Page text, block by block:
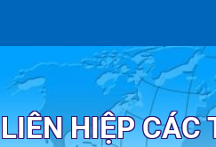
LIÊN HIỆP CÁC